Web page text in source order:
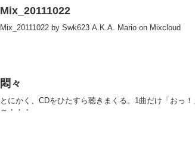
Mix_20111022
Mix_20111022 by Swk623 A.K.A. Mario on Mixcloud
悶々
とにかく、CDをひたすら聴きまくる。1曲だけ「おっ
～・・・